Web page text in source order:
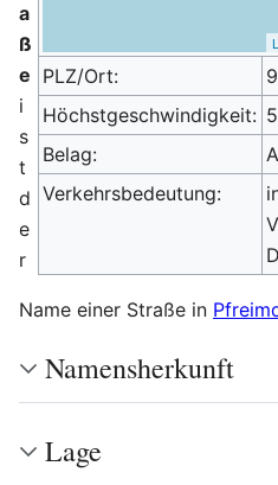
PLZ/Ort:
Höchstgeschwindigkeit:
Belag:
Verkehrsbedeutung:
a
ß
e
i
s
t
d
e
r
Name einer Straße in
Namensherkunft
Lage